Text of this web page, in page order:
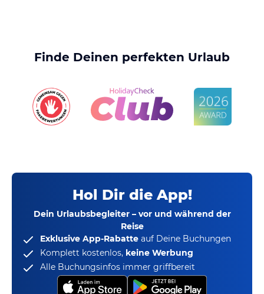
Finde Deinen perfekten Urlaub
Hol Dir die App!
Dein Urlaubsbegleiter – vor und während der
Reise
Exklusive App-Rabatte auf Deine Buchungen
Komplett kostenlos, keine Werbung
Alle Buchungsinfos immer griffbereit